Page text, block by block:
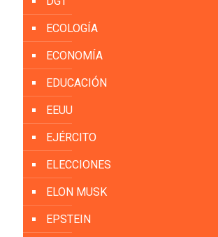
ECOLOGÍA
ECONOMÍA
EDUCACIÓN
EEUU
EJÉRCITO
ELECCIONES
ELON MUSK
EPSTEIN